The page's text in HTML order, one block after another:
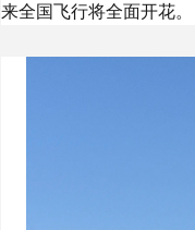
来全国飞行将全面开花。